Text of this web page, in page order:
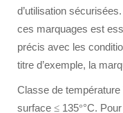
d’utilisation
ces marquages est
précis avec les
titre d’exemple, la
Classe de
surface ≤ 135°°C.